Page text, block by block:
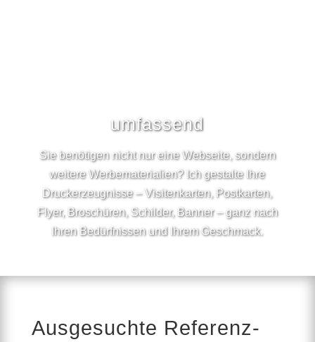
umfassend
Sie benötigen nicht nur eine Webseite, sondern
weitere Werbematerialien? Ich gestalte Ihre
Druckerzeugnisse – Visitenkarten, Postkarten,
Flyer, Broschüren, Schilder, Banner – ganz nach
Ihren Bedürfnissen und Ihrem Geschmack.
Ausgesuchte Referenz-